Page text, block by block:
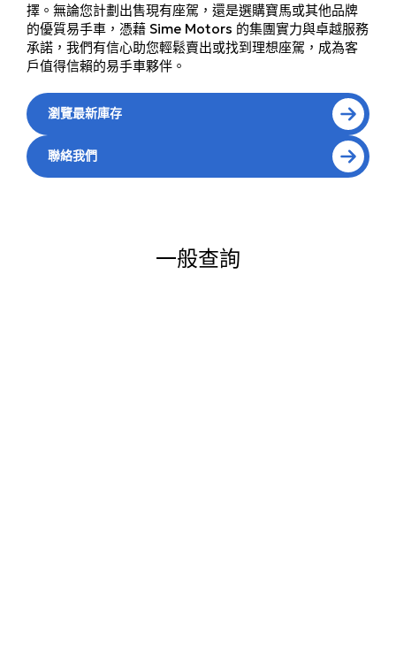
擇。無論您計劃出售現有座駕，還是選購寶馬或其他品牌
的優質易手車，憑藉 Sime Motors 的集團實力與卓越服務
承諾，我們有信心助您輕鬆賣出或找到理想座駕，成為客
戶值得信賴的易手車夥伴。
瀏覽最新庫存
聯絡我們
一般查詢